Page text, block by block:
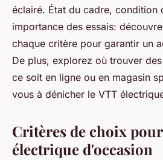
éclairé. État du cadre, condition
importance des essais:
chaque critère pour garantir un
De plus, explorez où trouver
ce soit en ligne ou en magasin
vous à dénicher le VTT
Critères de choix
électrique d'occasion